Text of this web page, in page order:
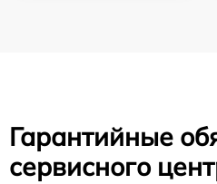
Гарантийные
сервисного